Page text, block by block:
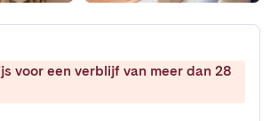
voor een verblijf van meer dan 28